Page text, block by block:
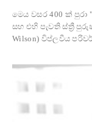
මෙය වසර 400 ක් පුරා
සහ එහි පැවති ස්ත්‍රී
Wilson) විප්ලවීය